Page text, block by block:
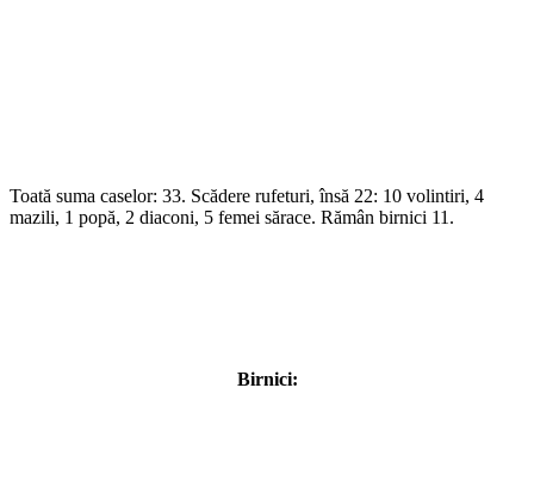
Toată suma caselor: 33. Scădere rufeturi, însă 22: 10 volintiri, 4
mazili, 1 popă, 2 diaconi, 5 femei sărace. Rămân birnici 11.
Birnici: